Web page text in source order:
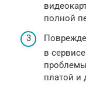
полной
в
платой и